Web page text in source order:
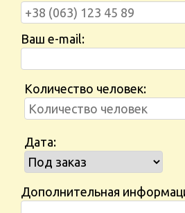
Ваш e-mail:
Количество человек:
Дата:
Дополнительная